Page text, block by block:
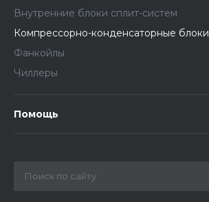
Внутренние блоки сплит-систем
Компрессорно-конденсаторные блоки
Фанкойлы
Чиллеры
Помощь